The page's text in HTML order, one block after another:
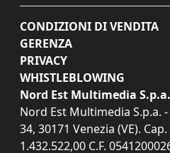
CONDIZIONI DI VENDITA
GERENZA
PRIVACY
WHISTLEBLOWING
Nord Est Multimedia S.p.a.
Nord Est Multimedia S.p.a.
34, 30171 Venezia (VE).
1.432.522,00 C.F.